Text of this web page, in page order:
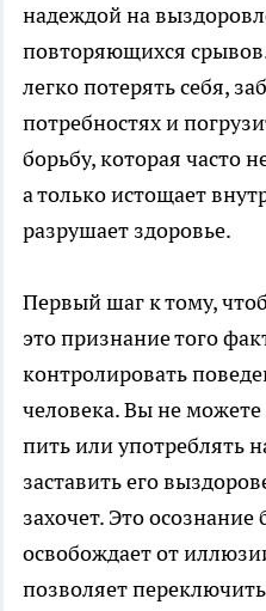
надеждой на
повторяющихся
легко потерять себя,
потребностях и
борьбу, которая часто
а только истощает
разрушает здоровье.
Первый шаг к тому,
это признание того
контролировать
человека. Вы не можете
пить или употреблять
заставить его
захочет. Это
освобождает от
позволяет